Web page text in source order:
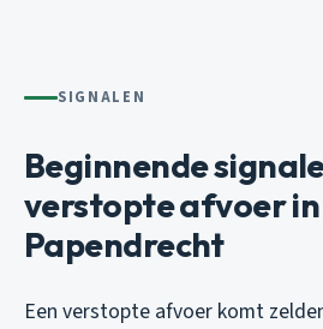
SIGNALEN
Beginnende
verstopte afvoer in
Papendrecht
Een verstopte afvoer komt